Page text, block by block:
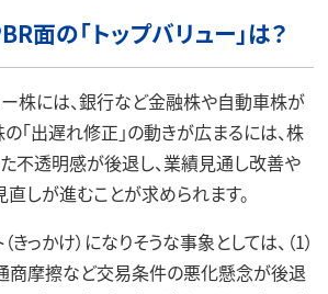
面の「トップバリュー」は？
株には、銀行など金融株や自動車株が
「出遅れ修正」の動きが広まるには、株
不透明感が後退し、業績見通し改善や
直しが進むことが求められます。
きっかけ）になりそうな事象としては、（1）
商摩擦など交易条件の悪化懸念が後退